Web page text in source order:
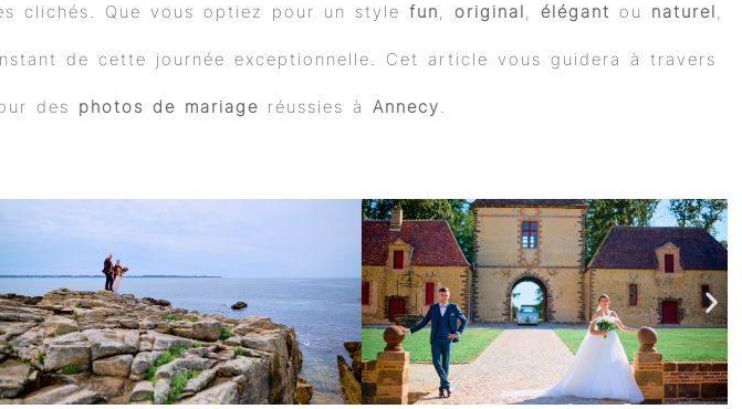
clichés. Que vous optiez pour un style fun, original, élégant ou naturel,
de cette journée exceptionnelle. Cet article vous guidera à travers
des photos de mariage réussies à Annecy.